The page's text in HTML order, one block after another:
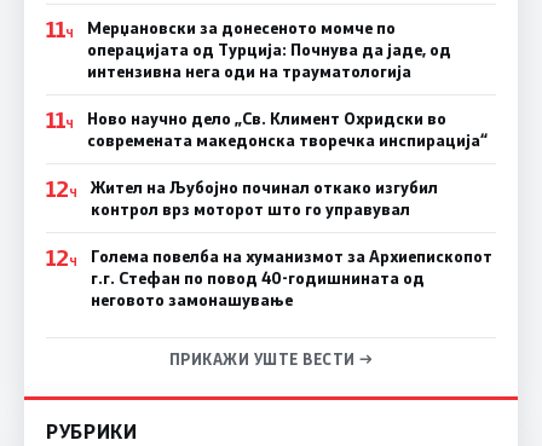
11Ч
Мерџановски за донесеното момче по
операцијата од Турција: Почнува да јаде, од
интензивна нега оди на трауматологија
11Ч
Ново научно дело „Св. Климент Охридски во
современата македонска творечка инспирација“
12Ч
Жител на Љубојно починал откако изгубил
контрол врз моторот што го управувал
12Ч
Голема повелба на хуманизмот за Архиепископот
г.г. Стефан по повод 40-годишнината од
неговото замонашување
ПРИКАЖИ УШТЕ ВЕСТИ →
РУБРИКИ